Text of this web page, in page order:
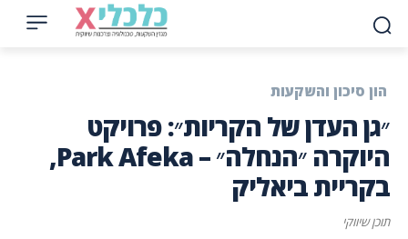
הון סיכון והשקעות
״גן העדן של הקריות״: פרויקט
היוקרה ״הנחלה״ – Park Afeka,
בקריית ביאליק
תוכן שיווקי